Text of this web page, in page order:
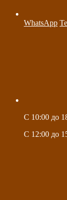
WhatsApp
C 10:00 до
C 12:00 до